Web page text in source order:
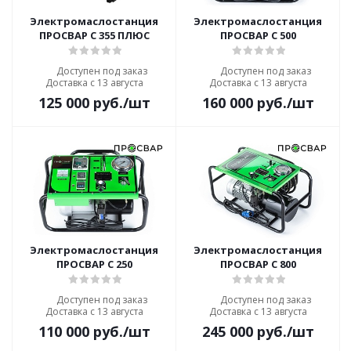
Электромаслостанция
ПРОСВАР С 355 ПЛЮС
Доступен под заказ
Доставка с 13 августа
125 000руб./шт
Электромаслостанция
ПРОСВАР С 500
Доступен под заказ
Доставка с 13 августа
160 000руб./шт
Электромаслостанция
ПРОСВАР С 250
Доступен под заказ
Доставка с 13 августа
110 000руб./шт
Электромаслостанция
ПРОСВАР С 800
Доступен под заказ
Доставка с 13 августа
245 000руб./шт